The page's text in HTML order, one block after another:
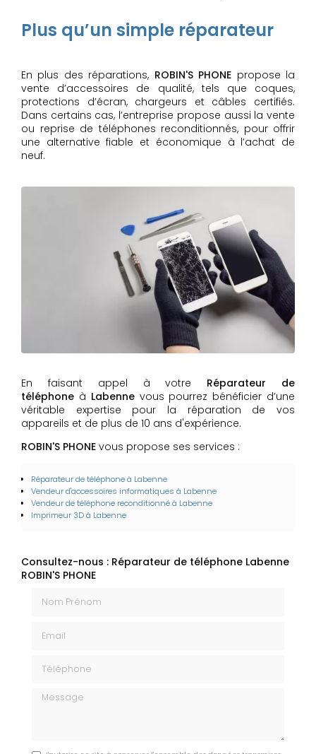
Plus qu’un simple réparateur
En plus des réparations, ROBIN'S PHONE propose la
vente d’accessoires de qualité, tels que coques,
protections d’écran, chargeurs et câbles certifiés.
Dans certains cas, l’entreprise propose aussi la vente
ou reprise de téléphones reconditionnés, pour offrir
une alternative fiable et économique à l’achat de
neuf.
En faisant appel à votre Réparateur de
téléphone à Labennevous pourrez bénéficier d’une
véritable expertise pour la réparation de vos
appareils et de plus de 10 ans d'expérience.
ROBIN'S PHONE vous propose ses services :
Réparateur de téléphone à Labenne
Vendeur d'accessoires informatiques à Labenne
Vendeur de téléphone reconditionné à Labenne
Imprimeur 3D à Labenne
Consultez-nous : Réparateur de téléphone Labenne
ROBIN'S PHONE
Message